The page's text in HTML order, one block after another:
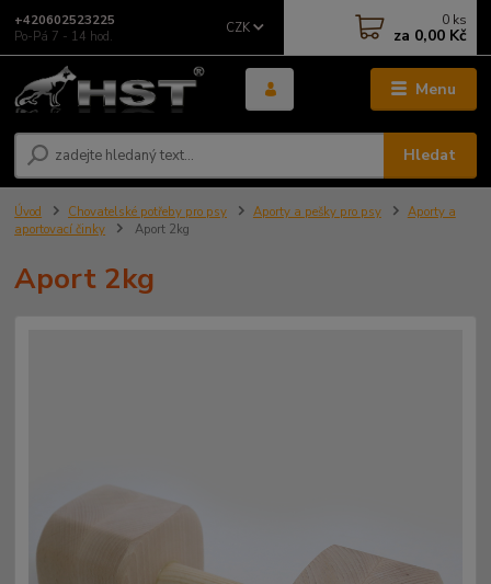
Menu
CZK
Hledat
+420602523225
Po-Pá 7 - 14 hod.
0 ks
za 0,00 Kč
Úvod Chovatelské potřeby pro psy Aporty a pešky pro psy
Aporty a
aportovací činky
Aport 2kg
Aport 2kg